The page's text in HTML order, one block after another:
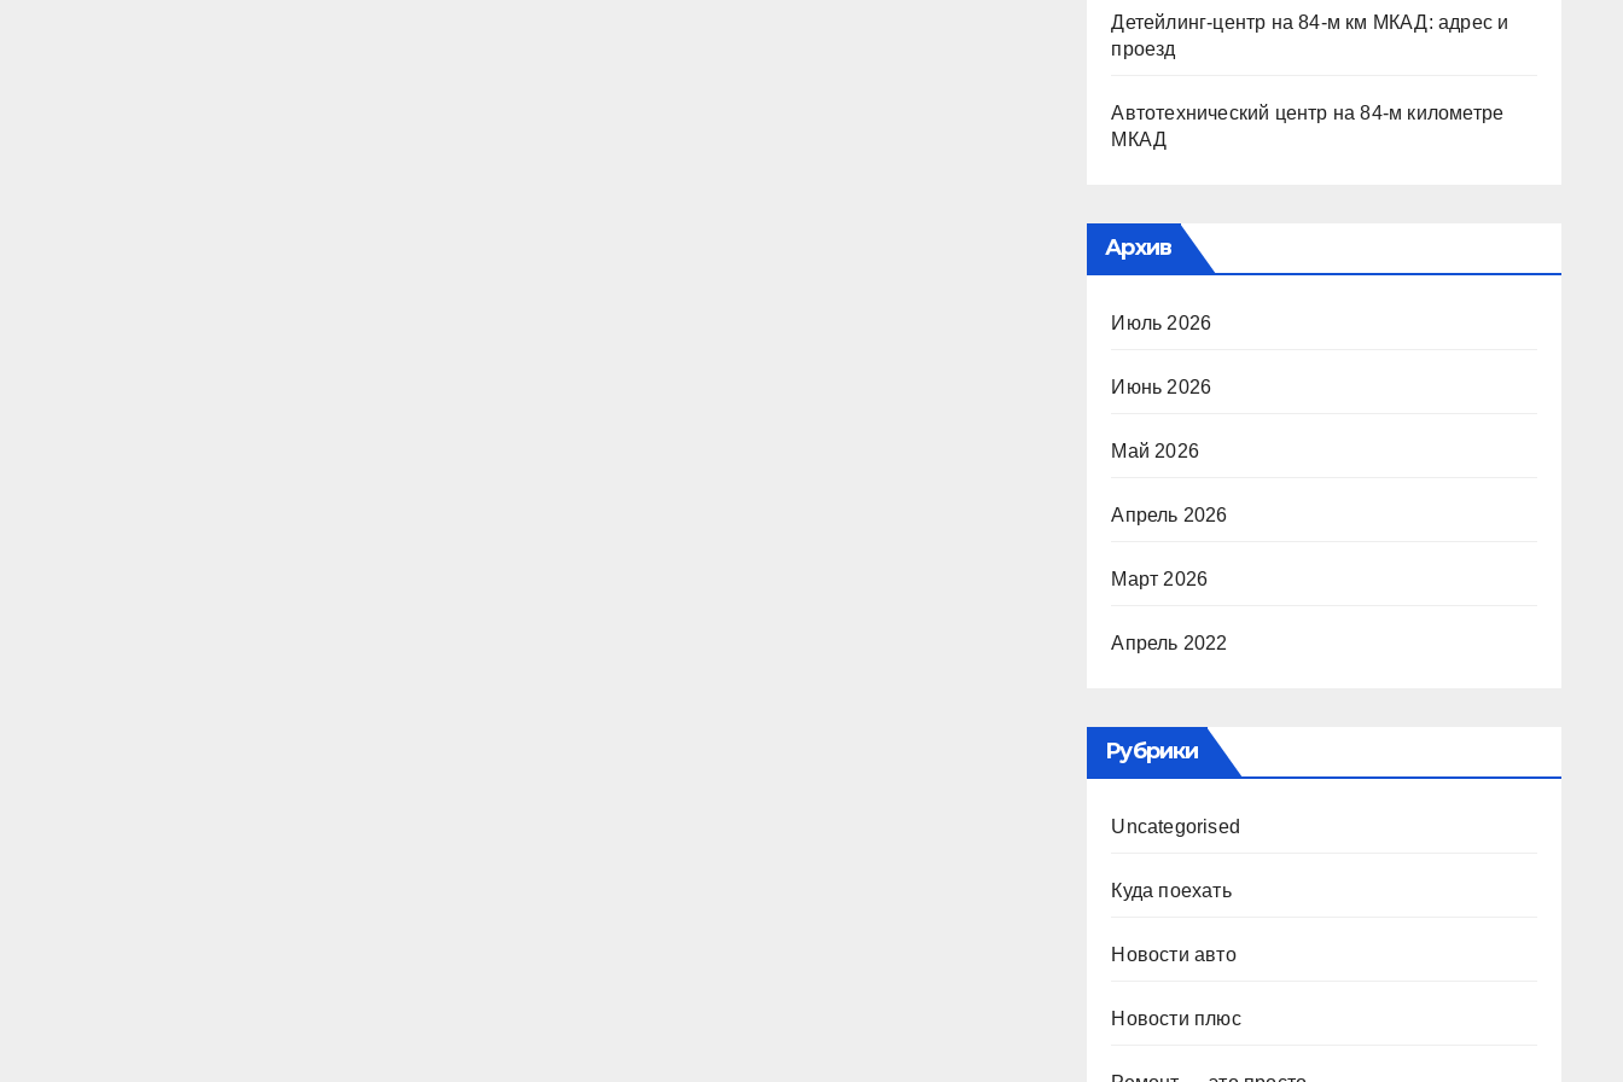
Детейлинг-центр на 84-м км МКАД: адрес и
проезд
Автотехнический центр на 84-м километре
МКАД
Архив
Июль 2026
Июнь 2026
Май 2026
Апрель 2026
Март 2026
Апрель 2022
Рубрики
Uncategorised
Куда поехать
Новости авто
Новости плюс